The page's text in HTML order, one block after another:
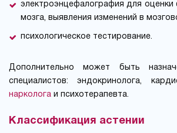
электроэнцефалография для оценки
мозга, выявления изменений в
психологическое тестирование.
Дополнительно может быть
специалистов: эндокринолога,
нарколога и психотерапевта.
Классификация астении